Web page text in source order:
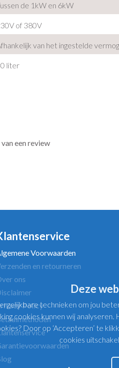
de 1kW en 6kW
of 380V
van het ingestelde
liter
een review
Voorwaarden
en retourneren
ons
Policy
Deze
technieken om jou
cookies kunnen wij
Door op ‘Accepteren’ te
cookies